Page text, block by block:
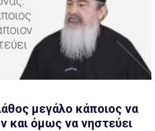
μεγάλο κάποιος να
και όμως να νηστεύει